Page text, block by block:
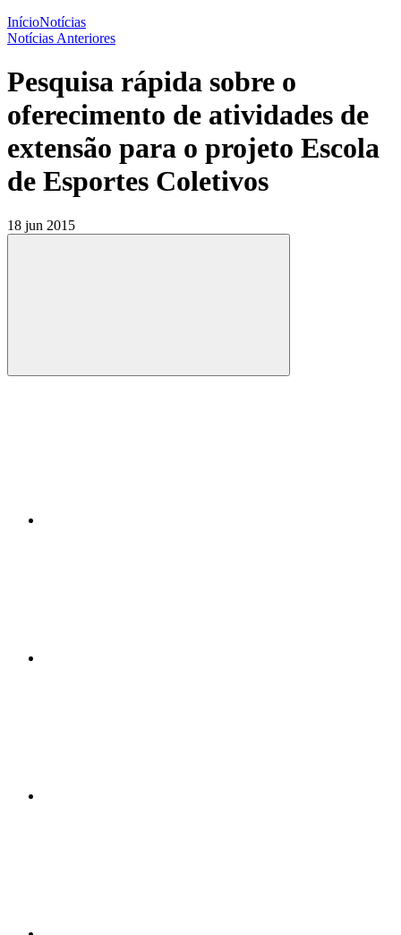
InícioNotícias
Notícias Anteriores
Pesquisa rápida sobre o
oferecimento de atividades de
extensão para o projeto Escola
de Esportes Coletivos
18 jun 2015
Compartilhar